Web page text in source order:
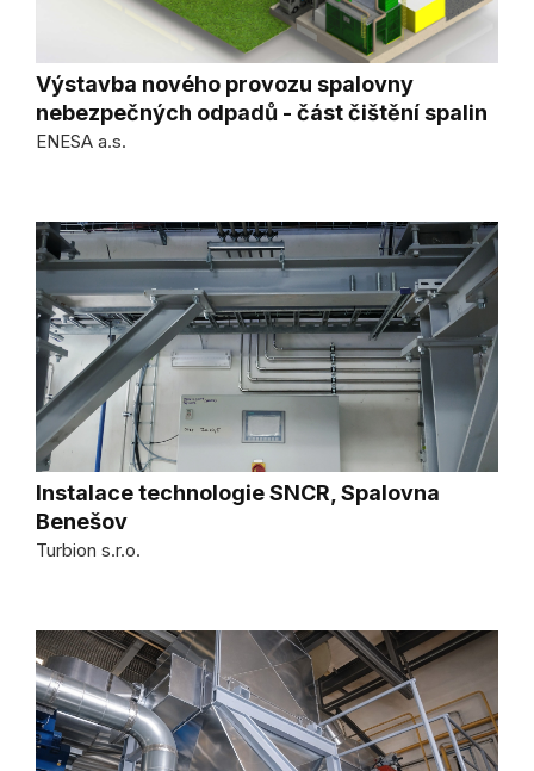
Výstavba nového provozu spalovny
nebezpečných odpadů - část čištění spalin
ENESA a.s.
Instalace technologie SNCR, Spalovna
Benešov
Turbion s.r.o.